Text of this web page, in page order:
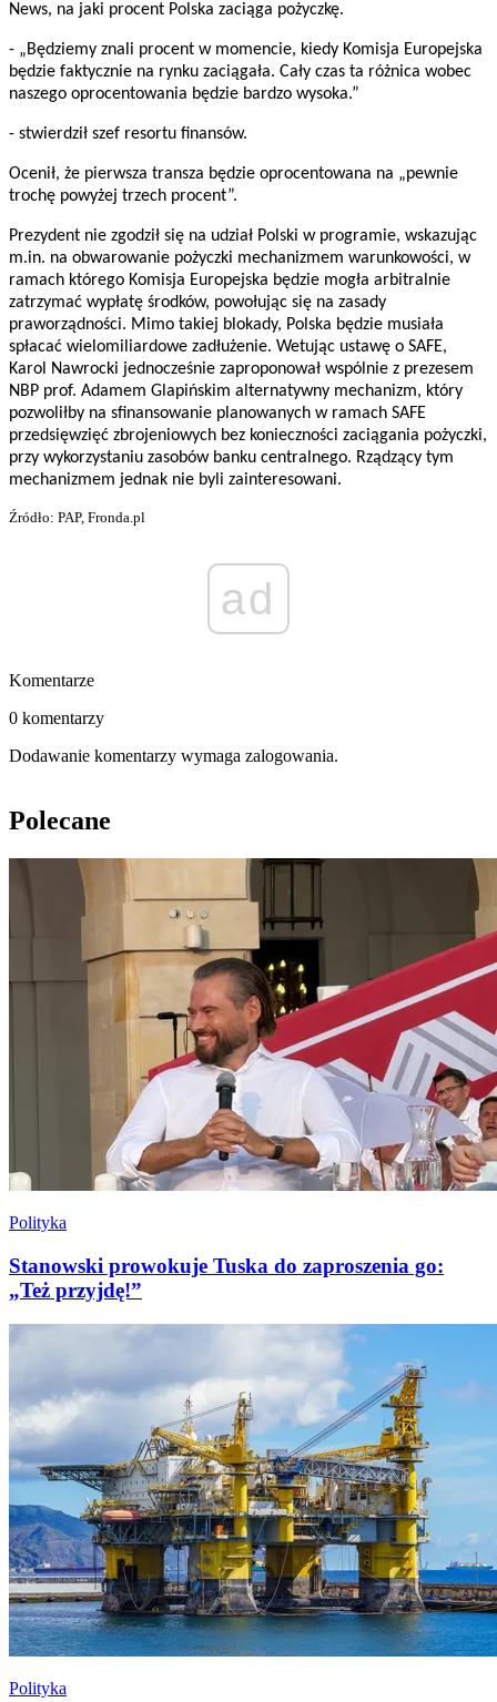
News, na jaki procent Polska zaciąga pożyczkę.
- „Będziemy znali procent w momencie, kiedy Komisja Europejska
będzie faktycznie na rynku zaciągała. Cały czas ta różnica wobec
naszego oprocentowania będzie bardzo wysoka.”
- stwierdził szef resortu finansów.
Ocenił, że pierwsza transza będzie oprocentowana na „pewnie
trochę powyżej trzech procent”.
Prezydent nie zgodził się na udział Polski w programie, wskazując
m.in. na obwarowanie pożyczki mechanizmem warunkowości, w
ramach którego Komisja Europejska będzie mogła arbitralnie
zatrzymać wypłatę środków, powołując się na zasady
praworządności. Mimo takiej blokady, Polska będzie musiała
spłacać wielomiliardowe zadłużenie. Wetując ustawę o SAFE,
Karol Nawrocki jednocześnie zaproponował wspólnie z prezesem
NBP prof. Adamem Glapińskim alternatywny mechanizm, który
pozwoliłby na sfinansowanie planowanych w ramach SAFE
przedsięwzięć zbrojeniowych bez konieczności zaciągania pożyczki,
przy wykorzystaniu zasobów banku centralnego. Rządzący tym
mechanizmem jednak nie byli zainteresowani.
Źródło: PAP, Fronda.pl
ad
Komentarze
0 komentarzy
Dodawanie komentarzy wymaga zalogowania.
Polecane
Polityka
Stanowski prowokuje Tuska do zaproszenia go:
„Też przyjdę!”
Polityka